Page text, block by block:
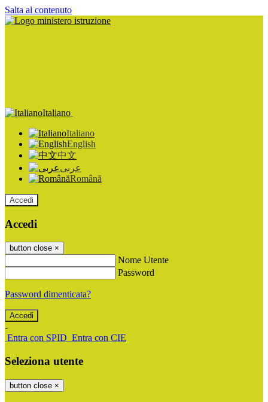
Salta al contenuto
Italiano
Italiano
English
中文
عربى
Română
Accedi
Accedi
button close ×
Nome Utente
Password
Password dimenticata?
-
Entra con SPID Entra con CIE
Seleziona utente
button close ×